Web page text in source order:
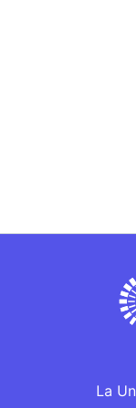
La